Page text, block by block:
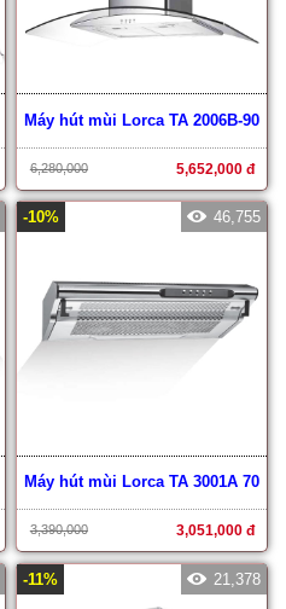
Máy hút mùi Lorca TA 2006B-90
6,280,000 5,652,000 đ
-10% 46,755
Máy hút mùi Lorca TA 3001A 70
3,390,000 3,051,000 đ
-11% 21,378